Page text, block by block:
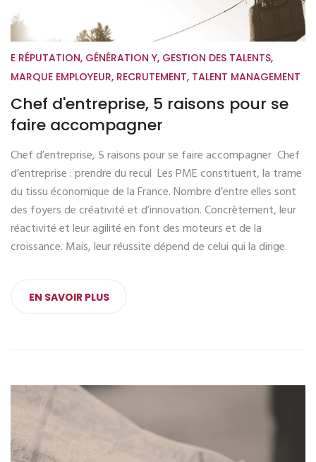
E RÉPUTATION, GÉNÉRATION Y, GESTION DES TALENTS,
MARQUE EMPLOYEUR, RECRUTEMENT, TALENT MANAGEMENT
Chef d'entreprise, 5 raisons pour se
faire accompagner
Chef d’entreprise, 5 raisons pour se faire accompagner Chef
d’entreprise : prendre du recul Les PME constituent, la trame
du tissu économique de la France. Nombre d’entre elles sont
des foyers de créativité et d’innovation. Concrètement, leur
réactivité et leur agilité en font des moteurs et de la
croissance. Mais, leur réussite dépend de celui qui la dirige.
EN SAVOIR PLUS